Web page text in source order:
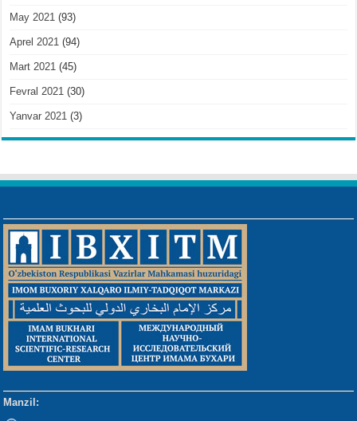
May 2021 (93)
Aprel 2021 (94)
Mart 2021 (45)
Fevral 2021 (30)
Yanvar 2021 (3)
Manzil: